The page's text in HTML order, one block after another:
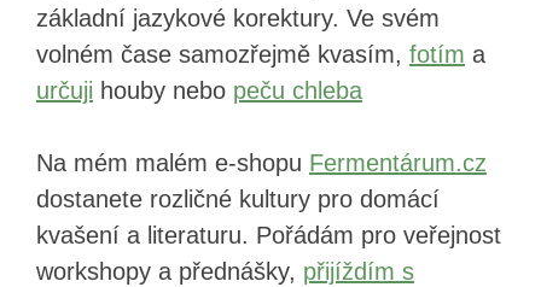
základní jazykové korektury. Ve svém
volném čase samozřejmě kvasím, fotím a
určuji houby nebo peču chleba
Na mém malém e-shopu Fermentárum.cz
dostanete rozličné kultury pro domácí
kvašení a literaturu. Pořádám pro veřejnost
workshopy a přednášky, přijíždím s